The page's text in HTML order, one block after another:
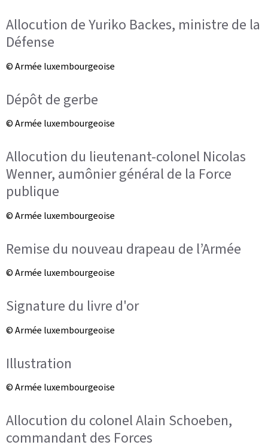
Allocution de Yuriko Backes, ministre de la
Défense
© Armée luxembourgeoise
Dépôt de gerbe
© Armée luxembourgeoise
Allocution du lieutenant-colonel Nicolas
Wenner, aumônier général de la Force
publique
© Armée luxembourgeoise
Remise du nouveau drapeau de l’Armée
© Armée luxembourgeoise
Signature du livre d'or
© Armée luxembourgeoise
Illustration
© Armée luxembourgeoise
Allocution du colonel Alain Schoeben,
commandant des Forces